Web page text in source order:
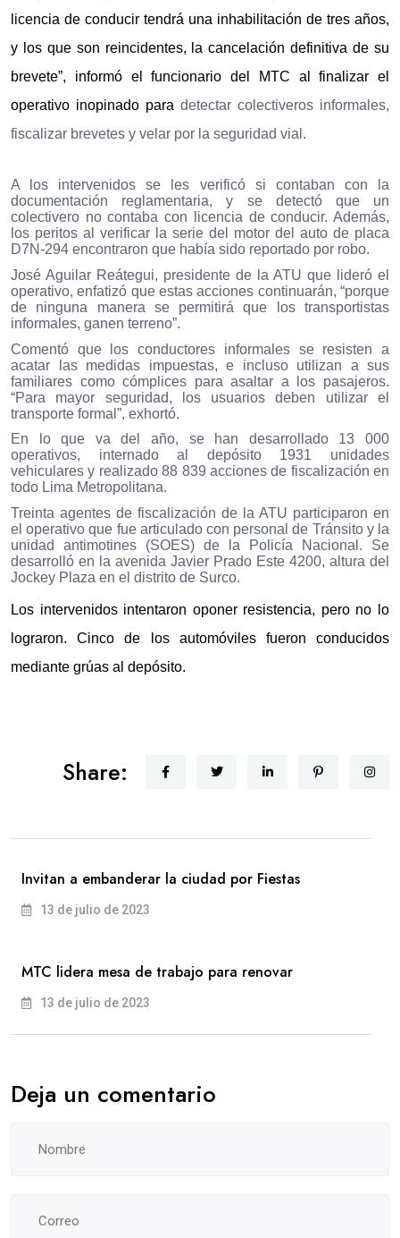
licencia de conducir tendrá una inhabilitación de tres años,
y los que son reincidentes, la cancelación definitiva de su
brevete”, informó el funcionario del MTC al finalizar el
operativo inopinado para detectar colectiveros informales,
fiscalizar brevetes y velar por la seguridad vial.
A los intervenidos se les verificó si contaban con la
documentación reglamentaria, y se detectó que un
colectivero no contaba con licencia de conducir. Además,
los peritos al verificar la serie del motor del auto de placa
D7N-294 encontraron que había sido reportado por robo.
José Aguilar Reátegui, presidente de la ATU que lideró el
operativo, enfatizó que estas acciones continuarán, “porque
de ninguna manera se permitirá que los transportistas
informales, ganen terreno”.
Comentó que los conductores informales se resisten a
acatar las medidas impuestas, e incluso utilizan a sus
familiares como cómplices para asaltar a los pasajeros.
“Para mayor seguridad, los usuarios deben utilizar el
transporte formal”, exhortó.
En lo que va del año, se han desarrollado 13 000
operativos, internado al depósito 1931 unidades
vehiculares y realizado 88 839 acciones de fiscalización en
todo Lima Metropolitana.
Treinta agentes de fiscalización de la ATU participaron en
el operativo que fue articulado con personal de Tránsito y la
unidad antimotines (SOES) de la Policía Nacional. Se
desarrolló en la avenida Javier Prado Este 4200, altura del
Jockey Plaza en el distrito de Surco.
Los intervenidos intentaron oponer resistencia, pero no lo
lograron. Cinco de los automóviles fueron conducidos
mediante grúas al depósito.
Share:
Invitan a embanderar la ciudad por Fiestas
13 de julio de 2023
MTC lidera mesa de trabajo para renovar
13 de julio de 2023
Deja un comentario